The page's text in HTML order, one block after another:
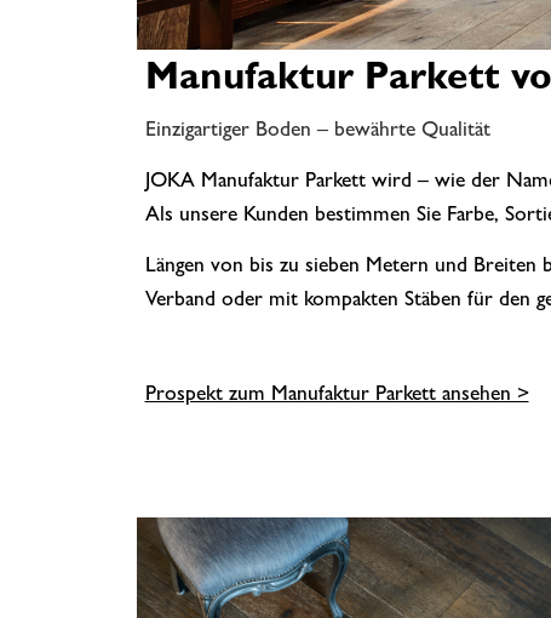
Manufaktur Parkett
Einzigartiger Boden – bewährte Qualität
JOKA Manufaktur Parkett wird – wie der
Als unsere Kunden bestimmen Sie Farbe,
Längen von bis zu sieben Metern und
Verband oder mit kompakten Stäben für den
Prospekt zum Manufaktur Parkett ansehen >